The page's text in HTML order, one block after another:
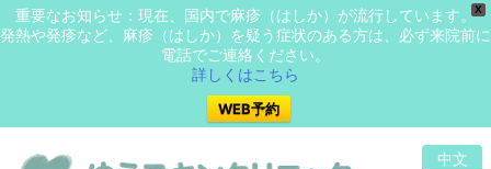
X
重要なお知らせ：現在、国内で麻疹（はしか）が流行しています。
発熱や発疹など、麻疹（はしか）を疑う症状のある方は、必ず来院前に
電話でご連絡ください。
詳しくはこちら
WEB予約
中文